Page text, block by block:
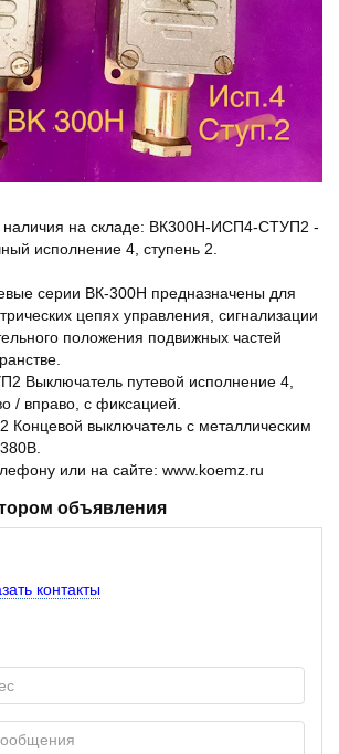
на складе: ВК300Н-ИСП4-СТУП2 -
исполнение 4, ступень 2.
серии ВК-300Н предназначены для
цепях управления, сигнализации
положения подвижных частей
Выключатель путевой исполнение 4,
/ вправо, с фиксацией.
Концевой выключатель с металлическим
или на сайте: www.koemz.ru
объявления
контакты